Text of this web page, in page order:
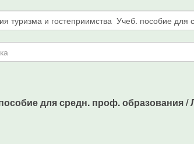
для средн. проф. образования